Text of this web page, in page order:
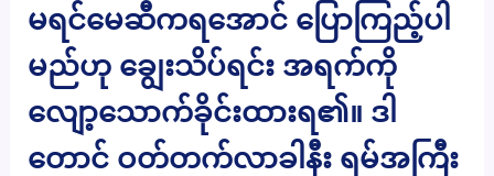
မရင်မေဆီကရအောင် ပြောကြည့်ပါ
မည်ဟု ချွေးသိပ်ရင်း အရက်ကို
လျော့သောက်ခိုင်းထားရ၏။ ဒါ
တောင် ဝတ်တက်လာခါနီး ရမ်အကြီး